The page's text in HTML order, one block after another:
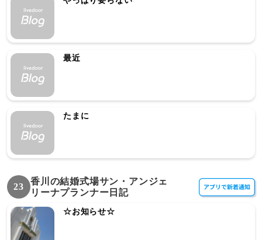
最近
たまに
23
香川の結婚式場サン・アンジェ
リーナプランナー日記
☆お知らせ☆